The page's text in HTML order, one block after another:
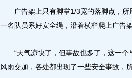
广告架上只有脚掌1/3宽的落脚点，所
一名队员系好安全绳，沿着横栏爬上广告
“天气凉快了，但事故也多了，这一个
风雨交加，各处都出现了一些安全事故，